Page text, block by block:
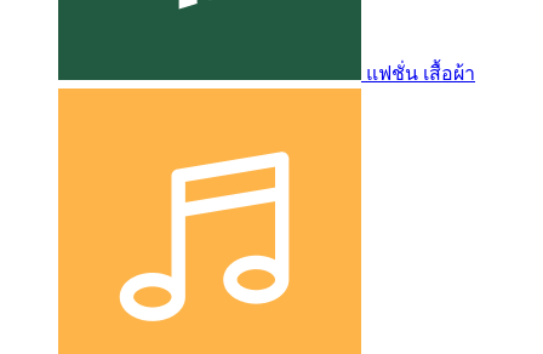
แฟชั่น เสื้อผ้า